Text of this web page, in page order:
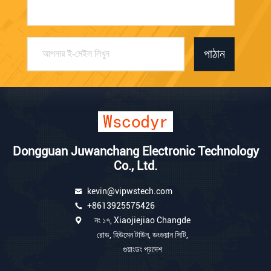
পাঠান
Dongguan Juwanchang Electronic Technology
Co., Ltd.
kevin@vipwstech.com
+8613925575426
নং ১৭, Xiaojiejiao Changde
রোড, হিউমেন টাউন, ডংগুয়ান সিটি,
গুয়াংডং প্রদেশ